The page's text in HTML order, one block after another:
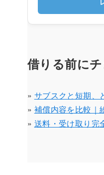
借りる前に
» サブスクと短期、
» 補償内容を比較｜
» 送料・受け取り完